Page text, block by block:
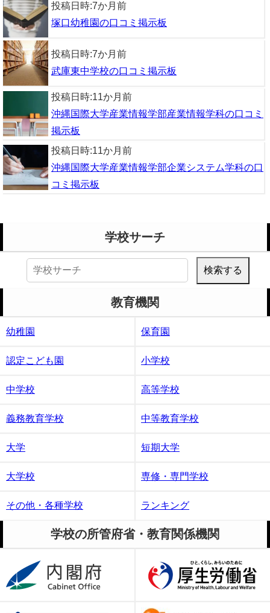
投稿日時:7か月前
塚口幼稚園の口コミ掲示板
投稿日時:7か月前
武庫東中学校の口コミ掲示板
投稿日時:11か月前
沖縄国際大学産業情報学部産業情報学科の口コミ
掲示板
投稿日時:11か月前
沖縄国際大学産業情報学部企業システム学科の口
コミ掲示板
学校サーチ
検
教育機関
幼稚園 保育園
認定こども園 小学校
中学校 高等学校
義務教育学校 中等教育学校
大学 短期大学
大学校 専修・専門学校
その他・各種学校 ランキング
学校の所管府省・教育関係機関